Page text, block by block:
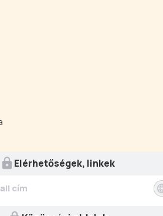
Elérhetőségek, linkek
cím